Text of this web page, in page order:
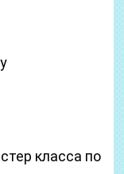
класса по